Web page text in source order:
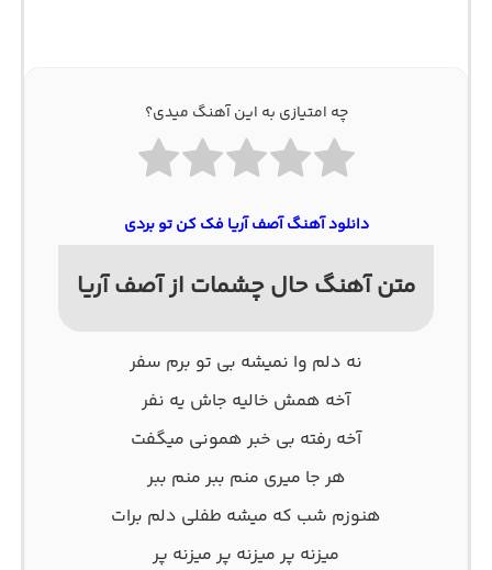
چه امتیازی به این آهنگ میدی؟
دانلود آهنگ آصف آریا فک کن تو بردی
متن آهنگ حال چشمات از آصف آریا
نه دلم وا نمیشه بی تو برم سفر
آخه همش خالیه جاش یه نفر
آخه رفته بی خبر همونی میگفت
هر جا میری منم ببر منم ببر
هنوزم شب که میشه طفلی دلم برات
میزنه پر میزنه پر میزنه پر